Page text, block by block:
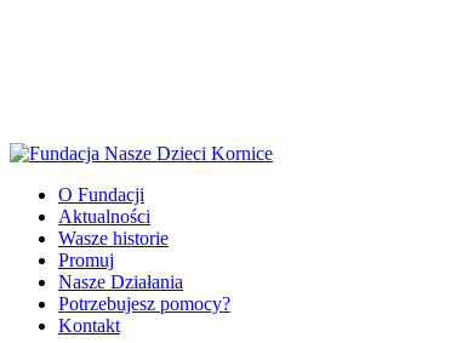
O Fundacji
Aktualności
Wasze historie
Promuj
Nasze Działania
Potrzebujesz pomocy?
Kontakt